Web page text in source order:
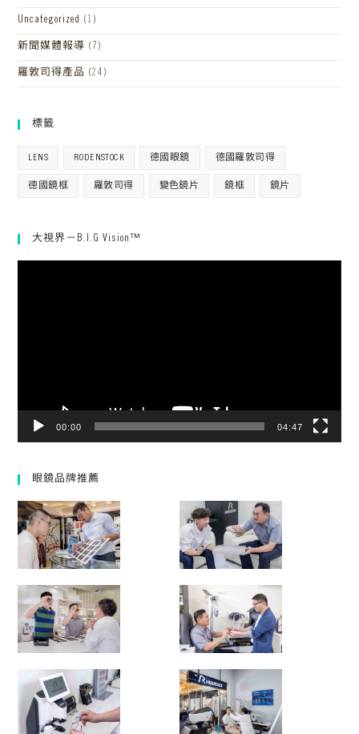
Uncategorized (1)
新聞媒體報導 (7)
羅敦司得產品 (24)
標籤
LENS RODENSTOCK 德國眼鏡 德國羅敦司得
德國鏡框 羅敦司得 變色鏡片 鏡框 鏡片
大視界－B.I.G Vision™
00:00 04:47
眼鏡品牌推薦